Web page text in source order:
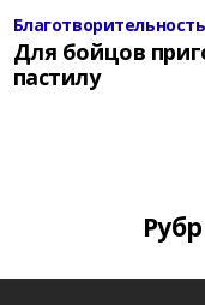
Благотворительность
Для бойцов
пастилу